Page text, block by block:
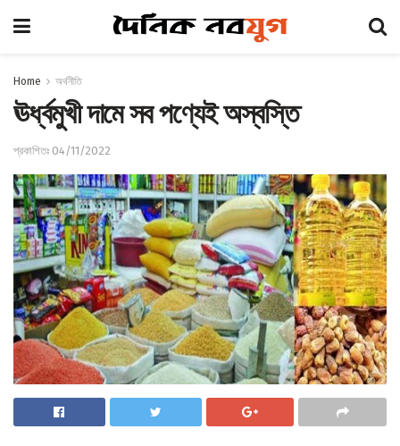
Home অর্থনীতি
ঊর্ধ্বমুখী দামে সব পণ্যেই অস্বস্তি
প্রকাশিতঃ 04/11/2022